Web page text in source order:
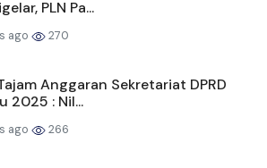
PLN Pa...
ago 270
Anggaran Sekretariat DPRD
2025 : Nil...
ago 266